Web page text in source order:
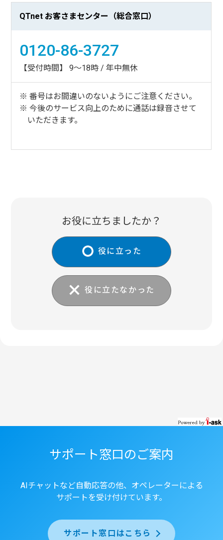
QTnet お客さまセンター（総合窓口）
0120-86-3727
【受付時間】 9～18時 / 年中無休
番号はお間違いのないようにご注意ください。
今後のサービス向上のために通話は録音させて
いただきます。
お役に立ちましたか？
役に立った
役に立たなかった
サポート窓口のご案内
AIチャットなど自動応答の他、オペレーターによる
サポートを受け付けています。
サポート窓口はこちら